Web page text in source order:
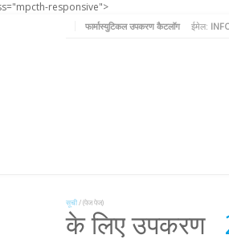
responsive">
फार्मास्युटिकल उपकरण कैटलॉग ईमेल:
सूची/(पेज पेज)
के लिए उपकरण